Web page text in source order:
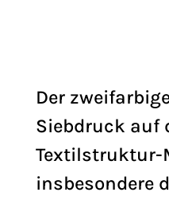
Der
Siebdruck auf
insbesondere